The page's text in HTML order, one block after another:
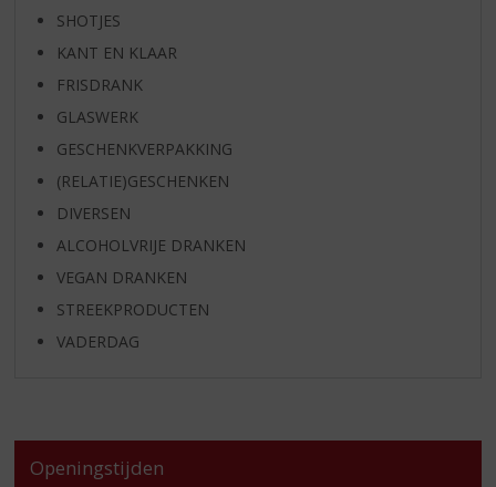
SHOTJES
KANT EN KLAAR
FRISDRANK
GLASWERK
GESCHENKVERPAKKING
(RELATIE)GESCHENKEN
DIVERSEN
ALCOHOLVRIJE DRANKEN
VEGAN DRANKEN
STREEKPRODUCTEN
VADERDAG
Openingstijden